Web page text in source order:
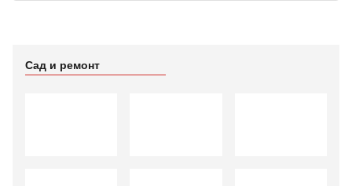
Сад и ремонт